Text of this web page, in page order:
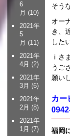
そう
オー
き、
した
ｉさ
うご
願い
カ
福岡
6
月 (10)
2021年
5
月 (11)
2021年
4月 (2)
2021年
3月 (6)
2021年
2月 (8)
2021年
1月 (7)